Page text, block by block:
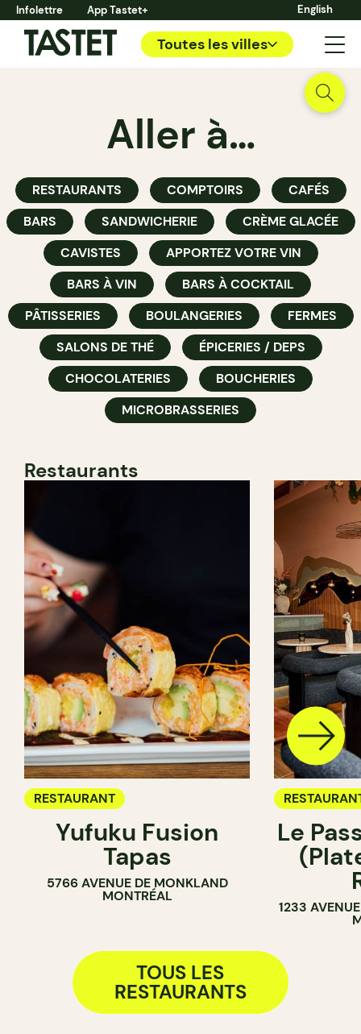
Infolettre App Tastet+ English
Toutes les villes
Aller à…
RESTAURANTS COMPTOIRS
CAFÉS
BARS
SANDWICHERIE
CRÈME GLACÉE
CAVISTES
APPORTEZ VOTRE VIN
BARS À VIN
BARS À COCKTAIL
PÂTISSERIES
BOULANGERIES
FERMES
SALONS DE THÉ
ÉPICERIES / DEPS
CHOCOLATERIES
BOUCHERIES
MICROBRASSERIES
Restaurants
RESTAURANT
Yufuku Fusion
Tapas
5766 AVENUE DE MONKLAND
MONTRÉAL
Le
1233
TOUS LES
RESTAURANTS